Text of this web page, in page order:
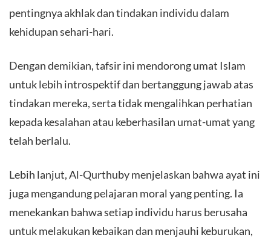
pentingnya akhlak dan tindakan individu dalam
kehidupan sehari-hari.
Dengan demikian, tafsir ini mendorong umat Islam
untuk lebih introspektif dan bertanggung jawab atas
tindakan mereka, serta tidak mengalihkan perhatian
kepada kesalahan atau keberhasilan umat-umat yang
telah berlalu.
Lebih lanjut, Al-Qurthuby menjelaskan bahwa ayat ini
juga mengandung pelajaran moral yang penting. Ia
menekankan bahwa setiap individu harus berusaha
untuk melakukan kebaikan dan menjauhi keburukan,